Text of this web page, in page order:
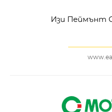
Изи Пеймънт